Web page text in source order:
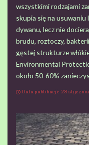
wszystkimi rodzajami
skupia się na
dywanu, lecz nie
brudu, roztoczy,
gęstej strukturze
Environmental
około 50-60%
Data publikacji: 28